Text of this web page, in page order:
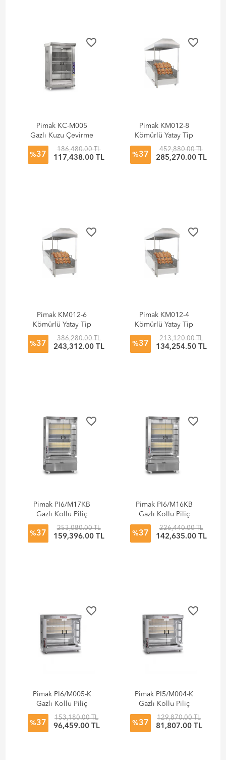
favorite_border
Pimak KC-M005
Gazlı Kuzu Çevirme
Makineleri
%37
186,480.00 TL
117,438.00 TL
favorite_border
Pimak KM012-8
Kömürlü Yatay Tip
Piliç Çevirme
%37
452,880.00 TL
285,270.00 TL
favorite_border
Pimak KM012-6
Kömürlü Yatay Tip
Piliç Çevirme
%37
386,280.00 TL
243,312.00 TL
favorite_border
Pimak KM012-4
Kömürlü Yatay Tip
Piliç Çevirme
%37
213,120.00 TL
134,254.50 TL
favorite_border
Pimak PI6/M17KB
Gazlı Kollu Piliç
Makinesi
%37
253,080.00 TL
159,396.00 TL
favorite_border
Pimak PI6/M16KB
Gazlı Kollu Piliç
Makinesi
%37
226,440.00 TL
142,635.00 TL
favorite_border
Pimak PI6/M005-K
Gazlı Kollu Piliç
Makinesi
%37
153,180.00 TL
96,459.00 TL
favorite_border
Pimak PI5/M004-K
Gazlı Kollu Piliç
Makinesi
%37
129,870.00 TL
81,807.00 TL